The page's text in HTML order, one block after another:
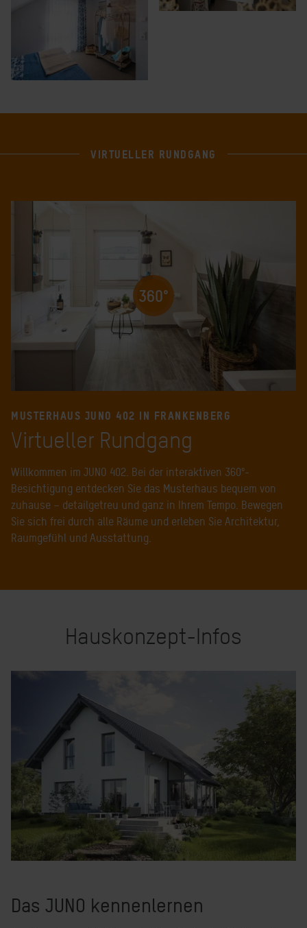
VIRTUELLER RUNDGANG
360°
Virtueller Rundgang
MUSTERHAUS JUNO 402 IN FRANKENBERG
Willkommen im JUNO 402. Bei der interaktiven 360°-
Besichtigung entdecken Sie das Musterhaus bequem von
zuhause – detailgetreu und ganz in Ihrem Tempo. Bewegen
Sie sich frei durch alle Räume und erleben Sie Architektur,
Raumgefühl und Ausstattung.
Hauskonzept-Infos
Das JUNO kennenlernen